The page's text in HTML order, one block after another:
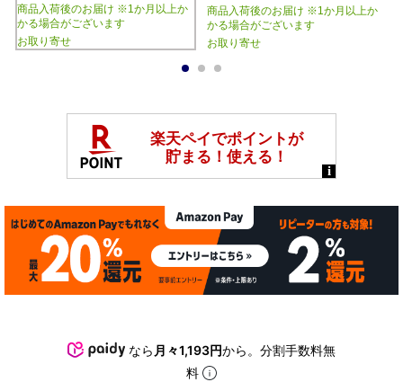
商品入荷後のお届け ※1か月以上か
かる場合がございます
お取り寄せ
商品入荷後のお届け ※1か月以上か
かる場合がございます
お取り寄せ
なら 月々1,193円から。分割手数料無
料